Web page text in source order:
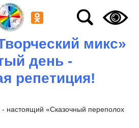
микс»
день -
репетиция!
настоящий «Сказочный переполох